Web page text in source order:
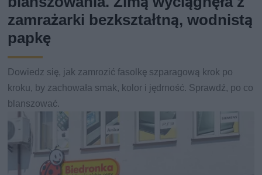
zamrażarki bezkształtną, wodnistą
papkę
Dowiedz się, jak zamrozić fasolkę szparagową krok po
kroku, by zachowała smak, kolor i jędrność. Sprawdź, po co
blanszować.